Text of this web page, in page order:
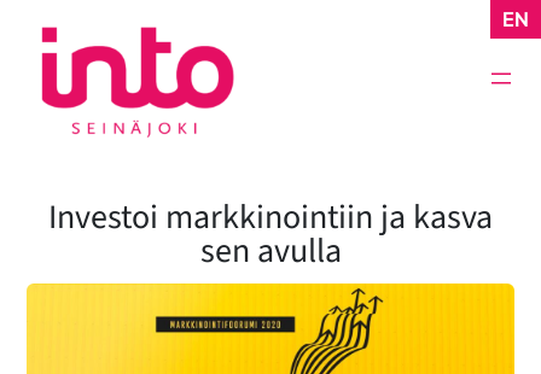
sisältöön
EN
Investoi markkinointiin ja kasva
sen avulla